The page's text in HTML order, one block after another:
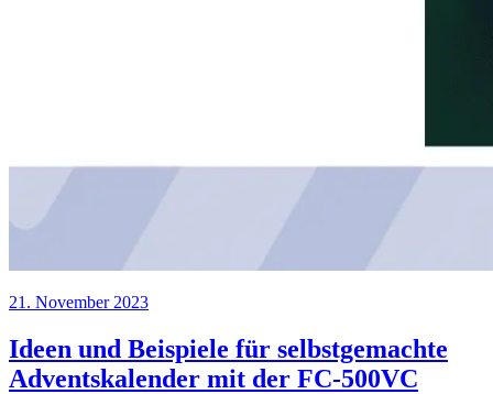
21. November 2023
Ideen und Beispiele für selbstgemachte
Adventskalender mit der FC-500VC